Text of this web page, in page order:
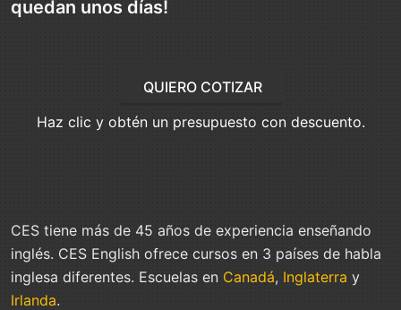
quedan unos días!
QUIERO COTIZAR
Haz clic y obtén un presupuesto con descuento.
CES tiene más de 45 años de experiencia enseñando
inglés. CES English ofrece cursos en 3 países de habla
inglesa diferentes. Escuelas en Canadá, Inglaterra y
Irlanda.